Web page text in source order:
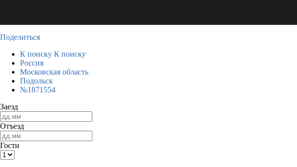
Поделиться
К поиску К поиску
Россия
Московская область
Подольск
№1871554
Заезд
Отъезд
Гости